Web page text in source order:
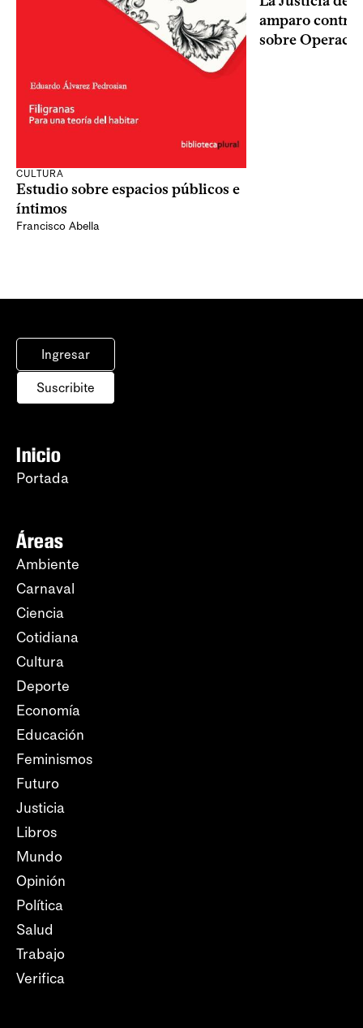
CULTURA
Estudio sobre espacios públicos e
íntimos
Francisco Abella
amparo contra
sobre
Ingresar
Suscribite
Inicio
Portada
Áreas
Ambiente
Carnaval
Ciencia
Cotidiana
Cultura
Deporte
Economía
Educación
Feminismos
Futuro
Justicia
Libros
Mundo
Opinión
Política
Salud
Trabajo
Verifica